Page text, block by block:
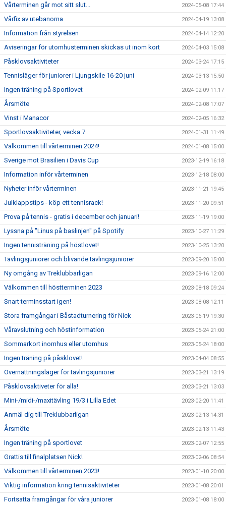
Vårterminen går mot sitt slut... 2024-05-08 17:44
Vårfix av utebanorna 2024-04-19 13:08
Information från styrelsen 2024-04-14 12:20
Aviseringar för utomhusterminen skickas ut inom kort 2024-04-03 15:08
Påsklovsaktiviteter 2024-03-24 17:15
Tennisläger för juniorer i Ljungskile 16-20 juni 2024-03-13 15:50
Ingen träning på Sportlovet 2024-02-09 11:17
Årsmöte 2024-02-08 17:07
Vinst i Manacor 2024-02-05 16:32
Sportlovsaktiviteter, vecka 7 2024-01-31 11:49
Välkommen till vårterminen 2024! 2024-01-08 15:00
Sverige mot Brasilien i Davis Cup 2023-12-19 16:18
Information inför vårterminen 2023-12-18 08:00
Nyheter inför vårterminen 2023-11-21 19:45
Julklappstips - köp ett tennisrack! 2023-11-20 09:51
Prova på tennis - gratis i december och januari! 2023-11-19 19:00
Lyssna på "Linus på baslinjen" på Spotify 2023-10-27 11:29
Ingen tennisträning på höstlovet! 2023-10-25 13:20
Tävlingsjuniorer och blivande tävlingsjuniorer 2023-09-20 15:00
Ny omgång av Treklubbarligan 2023-09-16 12:00
Välkommen till höstterminen 2023 2023-08-18 09:24
Snart terminsstart igen! 2023-08-08 12:11
Stora framgångar i Båstadturnering för Nick 2023-06-19 19:30
Våravslutning och höstinformation 2023-05-24 21:00
Sommarkort inomhus eller utomhus 2023-05-24 18:00
Ingen träning på påsklovet! 2023-04-04 08:55
Övernattningsläger för tävlingsjuniorer 2023-03-21 13:19
Påsklovsaktiveter för alla! 2023-03-21 13:03
Mini-/midi-/maxitävling 19/3 i Lilla Edet 2023-02-20 11:41
Anmäl dig till Treklubbarligan 2023-02-13 14:31
Årsmöte 2023-02-13 11:43
Ingen träning på sportlovet 2023-02-07 12:55
Grattis till finalplatsen Nick! 2023-02-06 08:54
Välkommen till vårterminen 2023! 2023-01-10 20:00
Viktig information kring tennisaktiviteter 2023-01-08 20:01
Fortsatta framgångar för våra juniorer 2023-01-08 18:00